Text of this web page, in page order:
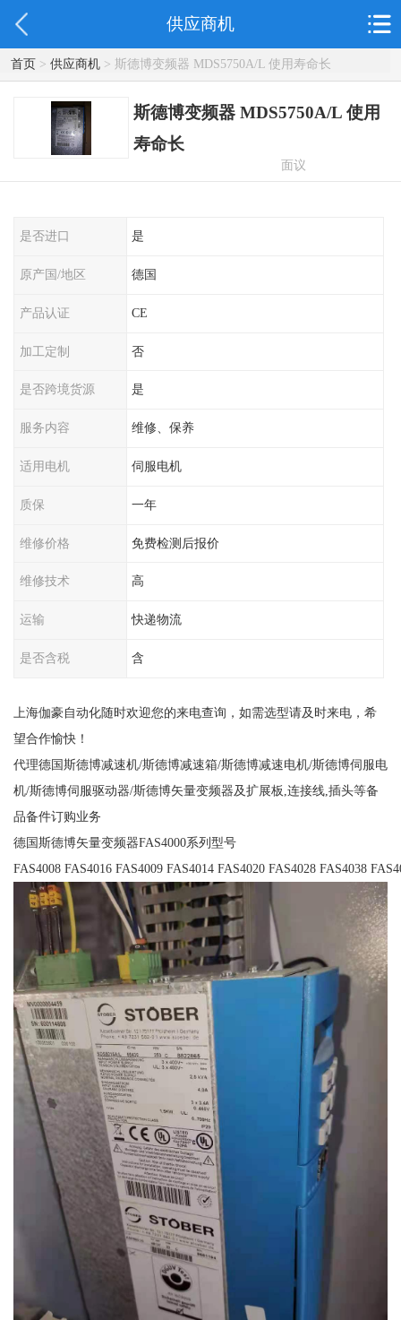
供应商机
首页> 供应商机> 斯德博变频器 MDS5750A/L 使用寿命长
斯德博变频器 MDS5750A/L 使用
寿命长
面议
是否进口 是
原产国/地区 德国
产品认证 CE
加工定制 否
是否跨境货源 是
服务内容 维修、保养
适用电机 伺服电机
质保 一年
维修价格 免费检测后报价
维修技术 高
运输 快递物流
是否含税 含
上海伽豪自动化随时欢迎您的来电查询，如需选型请及时来电，希
望合作愉快！
代理德国斯德博减速机/斯德博减速箱/斯德博减速电机/斯德博伺服电
机/斯德博伺服驱动器/斯德博矢量变频器及扩展板,连接线,插头等备
品备件订购业务
德国斯德博矢量变频器FAS4000系列型号
FAS4008 FAS4016 FAS4009 FAS4014 FAS4020 FAS4028 FAS4038